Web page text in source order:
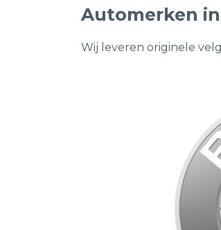
Automerken
Wij leveren originele